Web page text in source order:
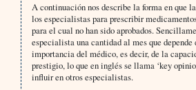
A continuación nos describe la forma en que
los especialistas para prescribir
para el cual no han sido aprobados.
especialista una cantidad al mes que
importancia del médico, es decir, de la
prestigio, lo que en inglés se llama ‘key
influir en otros especialistas.